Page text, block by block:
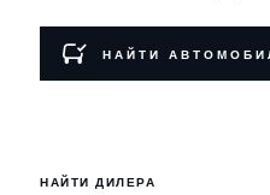
НАЙТИ
НАЙТИ ДИЛЕРА